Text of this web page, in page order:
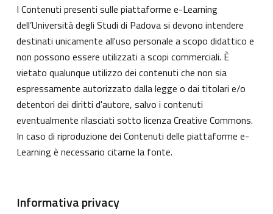
I Contenuti presenti sulle piattaforme e-Learning
dell’Università degli Studi di Padova si devono intendere
destinati unicamente all'uso personale a scopo didattico e
non possono essere utilizzati a scopi commerciali. È
vietato qualunque utilizzo dei contenuti che non sia
espressamente autorizzato dalla legge o dai titolari e/o
detentori dei diritti d'autore, salvo i contenuti
eventualmente rilasciati sotto licenza Creative Commons.
In caso di riproduzione dei Contenuti delle piattaforme e-
Learning è necessario citarne la fonte.
Informativa privacy